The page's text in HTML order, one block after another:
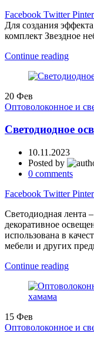
Facebook Twitter
Для создания
комплект Звездное
Continue reading
20 Фев
Оптоволоконное и
Светодиодное
10.11.2023
Posted by
0 comments
Facebook Twitter
Светодиодная лента
декоративное
использована в
мебели и других
Continue reading
15 Фев
Оптоволоконное и